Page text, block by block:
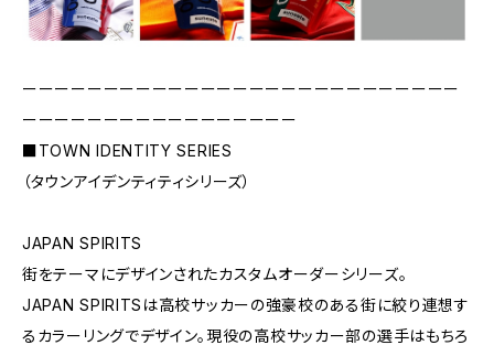
ーーーーーーーーーーーーーーーーーーーーーーーーーーー
ーーーーーーーーーーーーーーーーー
■TOWN IDENTITY SERIES
（タウンアイデンティティシリーズ）
JAPAN SPIRITS
街をテーマにデザインされたカスタムオーダーシリーズ。
JAPAN SPIRITSは高校サッカーの強豪校のある街に絞り連想す
るカラーリングでデザイン。現役の高校サッカー部の選手はもちろ